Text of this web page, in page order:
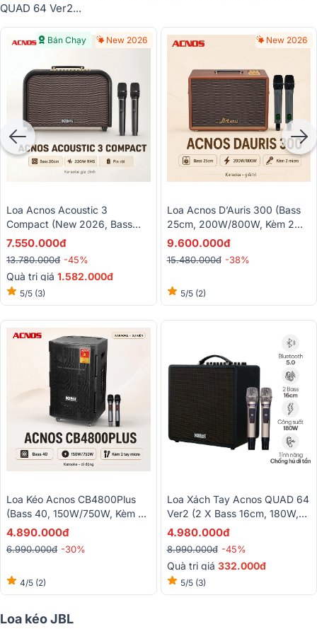
QUAD 64 Ver2...
Bán Chạy New 2026
Loa Acnos Acoustic 3
Compact (New 2026, Bass
20cm, 220W, Quai Xách, Pin
7.550.000đ
13.780.000đ -45%
Quà trị giá 1.582.000đ
5/5 (3)
New 2026
Loa Acnos D’Auris 300 (Bass
25cm, 200W/800W, Kèm 2
Micro)
9.600.000đ
15.480.000đ -38%
5/5 (2)
Loa Kéo Acnos CB4800Plus
(Bass 40, 150W/750W, Kèm 2
Tay Micro)
4.890.000đ
6.990.000đ -30%
4/5 (2)
Loa Xách Tay Acnos QUAD 64
Ver2 (2 X Bass 16cm, 180W,
Bluetooth 5.0, 2 Micro UHF)
4.980.000đ
8.990.000đ -45%
Quà trị giá 332.000đ
5/5 (3)
Loa kéo JBL